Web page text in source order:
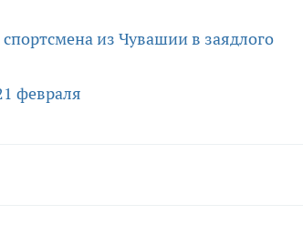
из Чувашии в заядлого
февраля